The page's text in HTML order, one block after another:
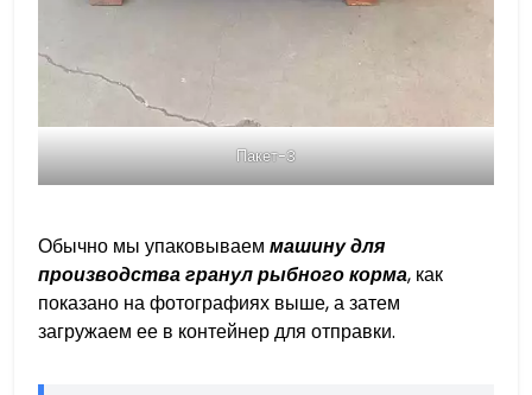
Пакет-3
Обычно мы упаковываем машину для
производства гранул рыбного корма, как
показано на фотографиях выше, а затем
загружаем ее в контейнер для отправки.